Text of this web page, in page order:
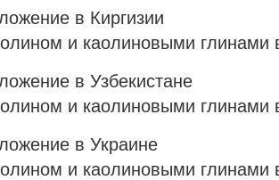
в Киргизии
и каолиновыми глинами
в Узбекистане
и каолиновыми глинами
в Украине
и каолиновыми глинами